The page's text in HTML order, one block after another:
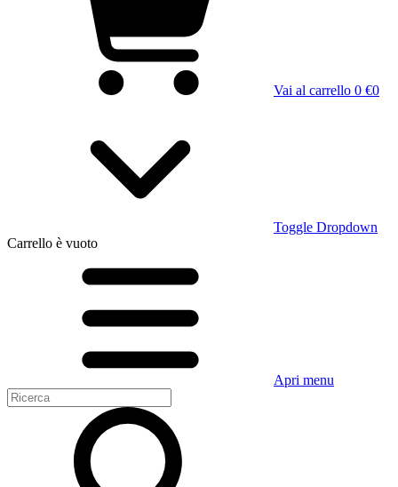
Vai al carrello 0 €0
Toggle Dropdown
Carrello è vuoto
Apri menu